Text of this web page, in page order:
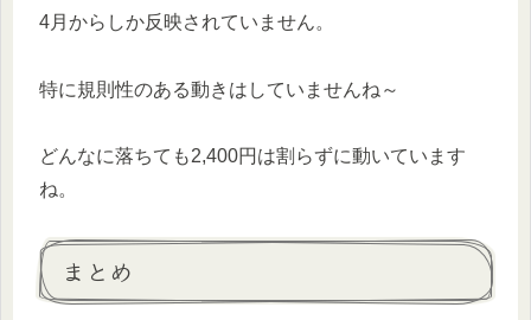
4月からしか反映されていません。
特に規則性のある動きはしていませんね～
どんなに落ちても2,400円は割らずに動いています
ね。
まとめ